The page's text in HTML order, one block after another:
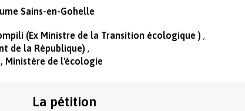
Sains-en-Gohelle
(Ex Ministre de la Transition écologique )
de la République)
Ministère de l'écologie
La pétition